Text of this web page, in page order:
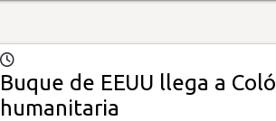
Buque de EEUU llega a
humanitaria